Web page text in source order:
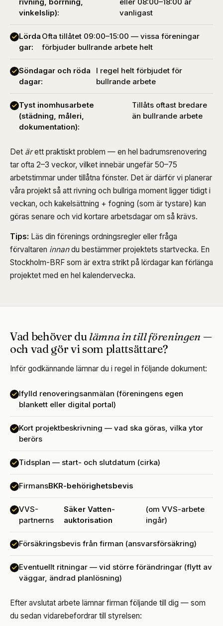
vinkelslip):
vanligast
Lörda
gar:
Ofta tillåtet 09:00–15:00 — vissa föreningar
förbjuder bullrande arbete helt
Söndagar och röda
dagar:
I regel helt förbjudet för
bullrande arbete
Tyst inomhusarbete
(städning, måleri,
dokumentation):
Tillåts oftast bredare
än bullrande arbete
Det ärett praktiskt problem — en hel badrumsrenovering
tar ofta 2–3 veckor, vilket innebär ungefär 50–75
arbetstimmar under tillåtna fönster. Det är därför vi planerar
våra projekt så att rivning och bullriga moment ligger tidigt i
veckan, och kakelsättning + fogning (som är tystare) kan
göras senare och vid kortare arbetsdagar om så krävs.
Tips: Läs din förenings ordningsregler eller fråga
förvaltaren innandu bestämmer projektets startvecka. En
Stockholm-BRF som är extra strikt på lördagar kan förlänga
projektet med en hel kalendervecka.
Vad behöver dulämna in till föreningen —
och vad gör vi som plattsättare?
Inför godkännande lämnar du i regel in följande dokument:
Ifylld renoveringsanmälan (föreningens egen
blankett eller digital portal)
Kort projektbeskrivning — vad ska göras, vilka ytor
berörs
Tidsplan — start- och slutdatum (cirka)
FirmansBKR-behörighetsbevis
VVS-
partnerns
Säker Vatten-
auktorisation
(om VVS-arbete
ingår)
Försäkringsbevis från firman (ansvarsförsäkring)
Eventuellt ritningar — vid större förändringar (flytt av
väggar, ändrad planlösning)
Efter avslutat arbete lämnar firman följande till dig — som
du sedan vidarebefordrar till styrelsen: